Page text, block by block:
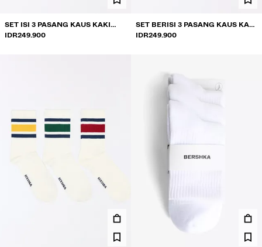
SET ISI 3 PASANG KAUS KAKI
MOTIF BINTANG
IDR249.900
SET BERISI 3 PASANG KAUS KAKI
BERWARNA
IDR249.900